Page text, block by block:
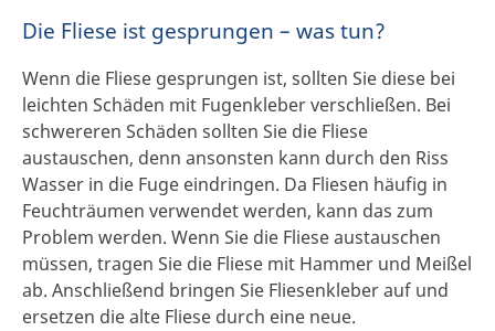
Die Fliese ist gesprungen – was tun?
Wenn die Fliese gesprungen ist, sollten Sie diese bei
leichten Schäden mit Fugenkleber verschließen. Bei
schwereren Schäden sollten Sie die Fliese
austauschen, denn ansonsten kann durch den Riss
Wasser in die Fuge eindringen. Da Fliesen häufig in
Feuchträumen verwendet werden, kann das zum
Problem werden. Wenn Sie die Fliese austauschen
müssen, tragen Sie die Fliese mit Hammer und Meißel
ab. Anschließend bringen Sie Fliesenkleber auf und
ersetzen die alte Fliese durch eine neue.